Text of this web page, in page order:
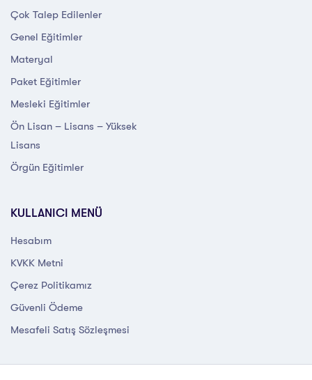
Çok Talep Edilenler
Genel Eğitimler
Materyal
Paket Eğitimler
Mesleki Eğitimler
Ön Lisan – Lisans – Yüksek
Lisans
Örgün Eğitimler
KULLANICI MENÜ
Hesabım
KVKK Metni
Çerez Politikamız
Güvenli Ödeme
Mesafeli Satış Sözleşmesi